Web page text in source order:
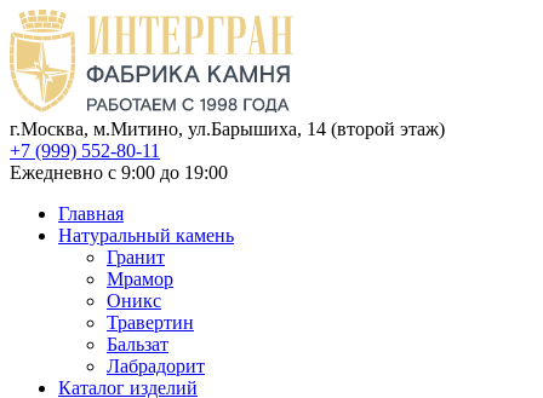
г.Москва, м.Митино, ул.Барышиха, 14 (второй этаж)
+7 (999) 552-80-11
Ежедневно с 9:00 до 19:00
Главная
Натуральный камень
Гранит
Мрамор
Оникс
Травертин
Бальзат
Лабрадорит
Каталог изделий